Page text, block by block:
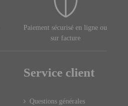
Paiement sécurisé en ligne ou
sur facture
Service client
Questions générales